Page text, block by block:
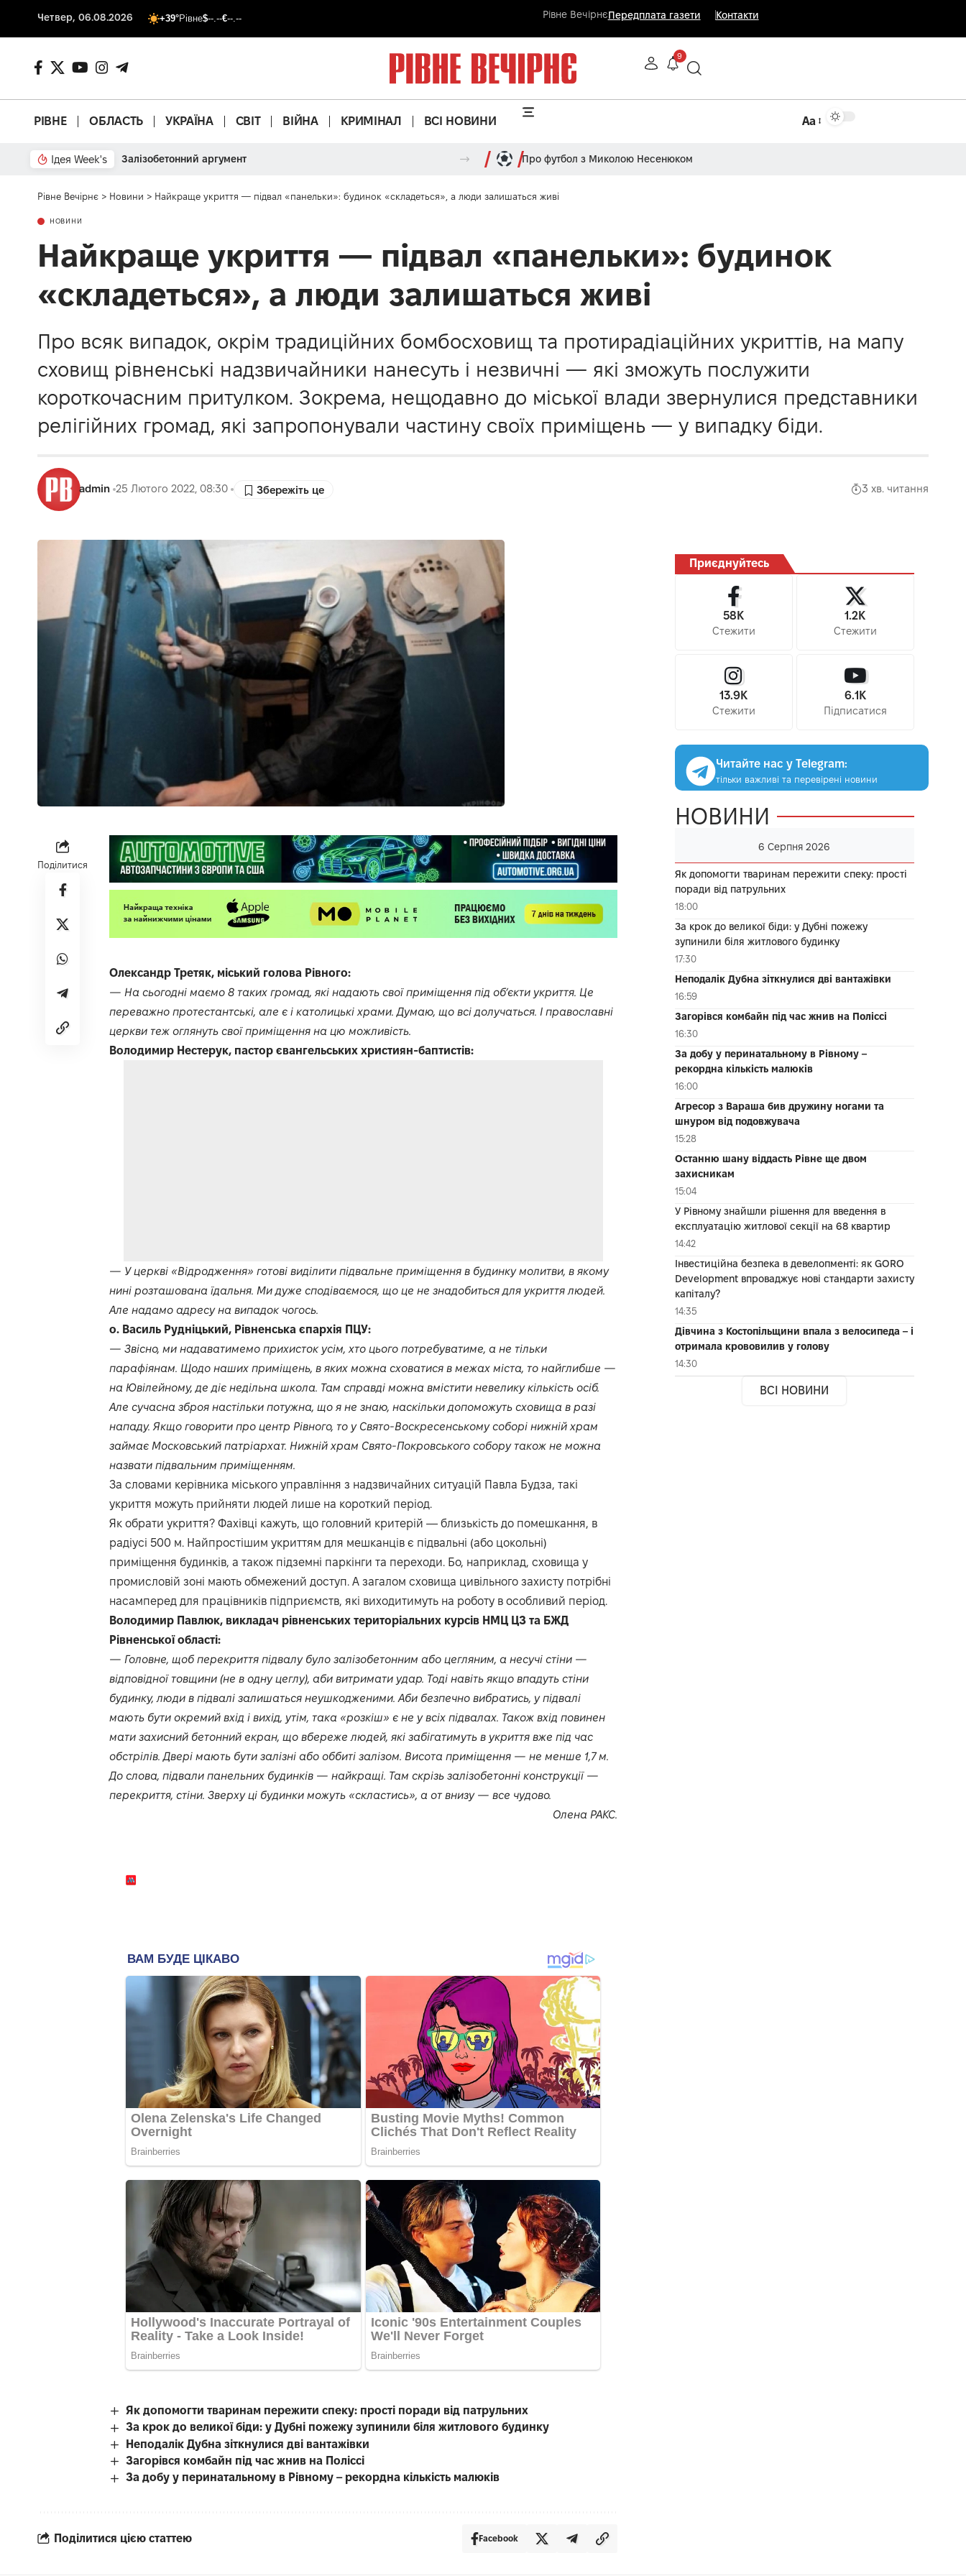
Четвер, 06.08.2026 +39°Рівне$--.--€--.-- Рівне ВечірнєПередплата газети Контакти
9
РІВНЕ ОБЛАСТЬ УКРАЇНА СВІТ ВІЙНА КРИМІНАЛ ВСІ НОВИНИ Аа
Ідея Week's Залізобетонний аргумент Про футбол з Миколою Несенюком
Рівне Вечірнє > Новини > Найкраще укриття — підвал «панельки»: будинок «складеться», а люди залишаться живі
НОВИНИ
Найкраще укриття — підвал «панельки»: будинок
«складеться», а люди залишаться живі
Про всяк випадок, окрім традиційних бомбосховищ та протирадіаційних укриттів, на мапу
сховищ рівненські надзвичайники нанесуть і незвичні — які зможуть послужити
короткочасним притулком. Зокрема, нещодавно до міської влади звернулися представники
релігійних громад, які запропонували частину своїх приміщень — у випадку біди.
admin 25 Лютого 2022, 08:30 3 хв. читання
Поділитися
Олександр Третяк, міський голова Рівного:
— На сьогодні маємо 8 таких громад, які надають свої приміщення під об’єкти укриття. Це
переважно протестантські, але є і католицькі храми. Думаю, що всі долучаться. І православні
церкви теж оглянуть свої приміщення на цю можливість.
Володимир Нестерук, пастор євангельських християн-баптистів:
— У церкві «Відродження» готові виділити підвальне приміщення в будинку молитви, в якому
нині розташована їдальня. Ми дуже сподіваємося, що це не знадобиться для укриття людей.
Але надамо адресу на випадок чогось.
о. Василь Рудніцький, Рівненська єпархія ПЦУ:
— Звісно, ми надаватимемо прихисток усім, хто цього потребуватиме, а не тільки
парафіянам. Щодо наших приміщень, в яких можна сховатися в межах міста, то найглибше —
на Ювілейному, де діє недільна школа. Там справді можна вмістити невелику кількість осіб.
Але сучасна зброя настільки потужна, що я не знаю, наскільки допоможуть сховища в разі
нападу. Якщо говорити про центр Рівного, то у Свято-Воскресенському соборі нижній храм
займає Московський патріархат. Нижній храм Свято-Покровського собору також не можна
назвати підвальним приміщенням.
За словами керівника міського управління з надзвичайних ситуацій Павла Будза, такі
укриття можуть прийняти людей лише на короткий період.
Як обрати укриття? Фахівці кажуть, що головний критерій — близькість до помешкання, в
радіусі 500 м. Найпростішим укриттям для мешканців є підвальні (або цокольні)
приміщення будинків, а також підземні паркінги та переходи. Бо, наприклад, сховища у
промисловій зоні мають обмежений доступ. А загалом сховища цивільного захисту потрібні
насамперед для працівників підприємств, які виходитимуть на роботу в особливий період.
Володимир Павлюк, викладач рівненських територіальних курсів НМЦ ЦЗ та БЖД
Рівненської області:
— Головне, щоб перекриття підвалу було залізобетонним або цегляним, а несучі стіни —
відповідної товщини (не в одну цеглу), аби витримати удар. Тоді навіть якщо впадуть стіни
будинку, люди в підвалі залишаться неушкодженими. Аби безпечно вибратись, у підвалі
мають бути окремий вхід і вихід, утім, така «розкіш» є не у всіх підвалах. Також вхід повинен
мати захисний бетонний екран, що вбереже людей, які забігатимуть в укриття вже під час
обстрілів. Двері мають бути залізні або оббиті залізом. Висота приміщення — не менше 1,7 м.
До слова, підвали панельних будинків — найкращі. Там скрізь залізобетонні конструкції —
перекриття, стіни. Зверху ці будинки можуть «скластись», а от внизу — все чудово.
Олена РАКС.
Як допомогти тваринам пережити спеку: прості поради від патрульних
За крок до великої біди: у Дубні пожежу зупинили біля житлового будинку
Неподалік Дубна зіткнулися дві вантажівки
Загорівся комбайн під час жнив на Поліссі
За добу у перинатальному в Рівному – рекордна кількість малюків
Поділитися цією статтею Facebook
Приєднуйтесь
58K
Стежити
1.2K
Стежити
13.9K
Стежити
6.1K
Підписатися
Читайте нас у Telegram:
тільки важливі та перевірені новини
НОВИНИ
6 Серпня 2026
Як допомогти тваринам пережити спеку: прості
поради від патрульних
18:00
За крок до великої біди: у Дубні пожежу
зупинили біля житлового будинку
17:30
Неподалік Дубна зіткнулися дві вантажівки
16:59
Загорівся комбайн під час жнив на Поліссі
16:30
За добу у перинатальному в Рівному –
рекордна кількість малюків
16:00
Агресор з Вараша бив дружину ногами та
шнуром від подовжувача
15:28
Останню шану віддасть Рівне ще двом
захисникам
15:04
У Рівному знайшли рішення для введення в
експлуатацію житлової секції на 68 квартир
14:42
Інвестиційна безпека в девелопменті: як GORO
Development впроваджує нові стандарти захисту
капіталу?
14:35
Дівчина з Костопільщини впала з велосипеда – і
отримала крововилив у голову
14:30
ВСІ НОВИНИ